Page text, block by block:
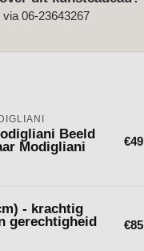
06-23643267
Beeld
Modigliani
- krachtig
gerechtigheid